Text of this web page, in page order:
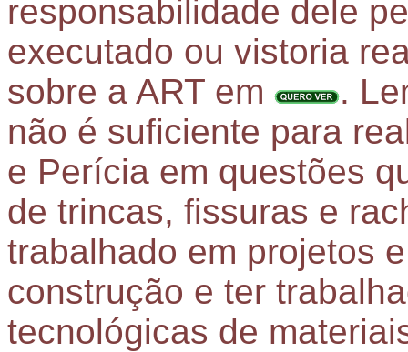
responsabilidade dele
executado ou vistoria
sobre a ART em
.
não é suficiente para
e Perícia em questões
de trincas, fissuras e
trabalhado em projetos
construção e ter
tecnológicas de